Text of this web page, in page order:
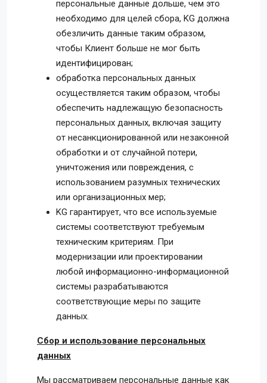
персональные данные дольше, чем это
необходимо для целей сбора, KG должна
обезличить данные таким образом,
чтобы Клиент больше не мог быть
идентифицирован;
обработка персональных данных
осуществляется таким образом, чтобы
обеспечить надлежащую безопасность
персональных данных, включая защиту
от несанкционированной или незаконной
обработки и от случайной потери,
уничтожения или повреждения, с
использованием разумных технических
или организационных мер;
KG гарантирует, что все используемые
системы соответствуют требуемым
техническим критериям. При
модернизации или проектировании
любой информационно-информационной
системы разрабатываются
соответствующие меры по защите
данных.
Сбор и использование персональных
данных
Мы рассматриваем персональные данные как